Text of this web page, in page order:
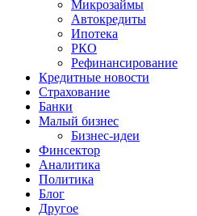
Микрозаймы
Автокредиты
Ипотека
РКО
Рефинансирование
Кредитные новости
Страхование
Банки
Малый бизнес
Бизнес-идеи
Финсектор
Аналитика
Политика
Блог
Другое